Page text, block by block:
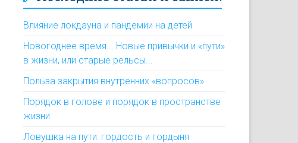
Влияние локдауна и пандемии на детей
Новогоднее время... Новые привычки и «пути»
в жизни, или старые рельсы...
Польза закрытия внутренних «вопросов»
Порядок в голове и порядок в пространстве
жизни
Ловушка на пути: гордость и гордыня